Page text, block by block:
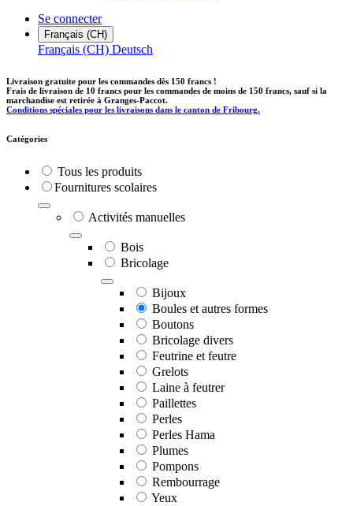
Se connecter
Français (CH)
Français (CH) Deutsch
Livraison gratuite pour les commandes dès 150 francs !
Frais de livraison de 10 francs pour les commandes de moins de 150 francs, sauf si la
marchandise est retirée à Granges-Paccot.
Conditions spéciales pour les livraisons dans le canton de Fribourg.
Catégories
Tous les produits
​Fournitures scolaires
Activités manuelles
Bois
Bricolage
Bijoux
Boules et autres formes
Boutons
Bricolage divers
Feutrine et feutre
Grelots
Laine à feutrer
Paillettes
Perles
Perles Hama
Plumes
Pompons
Rembourrage
Yeux